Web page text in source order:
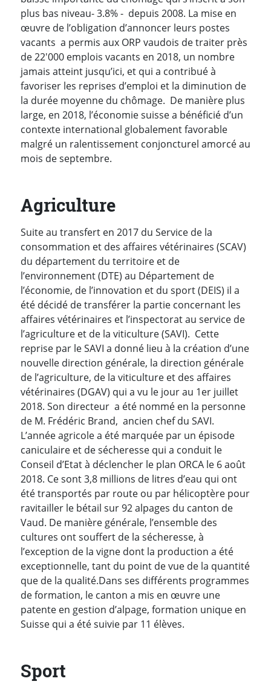
plus bas niveau- 3.8% - depuis 2008. La mise en
œuvre de l’obligation d’annoncer leurs postes
vacants a permis aux ORP vaudois de traiter près
de 22'000 emplois vacants en 2018, un nombre
jamais atteint jusqu’ici, et qui a contribué à
favoriser les reprises d’emploi et la diminution de
la durée moyenne du chômage. De manière plus
large, en 2018, l’économie suisse a bénéficié d’un
contexte international globalement favorable
malgré un ralentissement conjoncturel amorcé au
mois de septembre.
Agriculture
Suite au transfert en 2017 du Service de la
consommation et des affaires vétérinaires (SCAV)
du département du territoire et de
l’environnement (DTE) au Département de
l’économie, de l’innovation et du sport (DEIS) il a
été décidé de transférer la partie concernant les
affaires vétérinaires et l’inspectorat au service de
l’agriculture et de la viticulture (SAVI). Cette
reprise par le SAVI a donné lieu à la création d’une
nouvelle direction générale, la direction générale
de l’agriculture, de la viticulture et des affaires
vétérinaires (DGAV) qui a vu le jour au 1er juillet
2018. Son directeur a été nommé en la personne
de M. Frédéric Brand, ancien chef du SAVI.
L’année agricole a été marquée par un épisode
caniculaire et de sécheresse qui a conduit le
Conseil d’Etat à déclencher le plan ORCA le 6 août
2018. Ce sont 3,8 millions de litres d’eau qui ont
été transportés par route ou par hélicoptère pour
ravitailler le bétail sur 92 alpages du canton de
Vaud. De manière générale, l’ensemble des
cultures ont souffert de la sécheresse, à
l’exception de la vigne dont la production a été
exceptionnelle, tant du point de vue de la quantité
que de la qualité.Dans ses différents programmes
de formation, le canton a mis en œuvre une
patente en gestion d’alpage, formation unique en
Suisse qui a été suivie par 11 élèves.
Sport